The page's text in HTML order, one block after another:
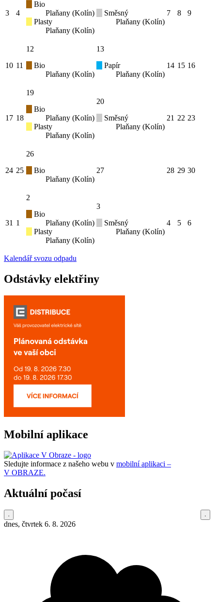
3 4
Bio
Plaňany (Kolín)
Plasty
Plaňany (Kolín)
Směsný
Plaňany (Kolín)
7 8 9
10 11
12
Bio
Plaňany (Kolín)
13
Papír
Plaňany (Kolín)
14 15 16
17 18
19
Bio
Plaňany (Kolín)
Plasty
Plaňany (Kolín)
20
Směsný
Plaňany (Kolín)
21 22 23
24 25
26
Bio
Plaňany (Kolín)
27 28 29 30
31 1
2
Bio
Plaňany (Kolín)
Plasty
Plaňany (Kolín)
3
Směsný
Plaňany (Kolín)
4 5 6
Kalendář svozu odpadu
Odstávky elektřiny
Mobilní aplikace
Sledujte informace z našeho webu v mobilní aplikaci –
V OBRAZE.
Aktuální počasí
dnes, čtvrtek 6. 8. 2026